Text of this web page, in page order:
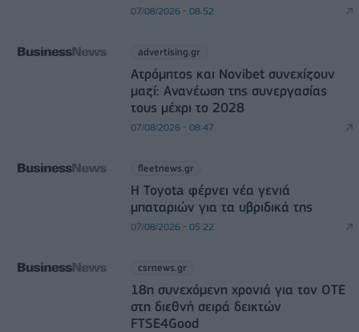
07/08/2026 - 08:52
advertising.gr
Ατρόμητος και Novibet συνεχίζουν
μαζί: Ανανέωση της συνεργασίας
τους μέχρι το 2028
07/08/2026 - 08:47
fleetnews.gr
Η Toyota φέρνει νέα γενιά
μπαταριών για τα υβριδικά της
07/08/2026 - 05:22
csrnews.gr
18η συνεχόμενη χρονιά για τον ΟΤΕ
στη διεθνή σειρά δεικτών
FTSE4Good